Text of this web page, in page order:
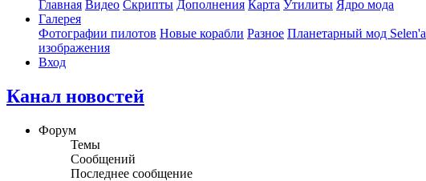
Главная Видео Скрипты Дополнения Карта Утилиты Ядро мода
Галерея
Фотографии пилотов Новые корабли Разное Планетарный мод Selen'a
изображения
Вход
Канал новостей
Форум
Темы
Сообщений
Последнее сообщение